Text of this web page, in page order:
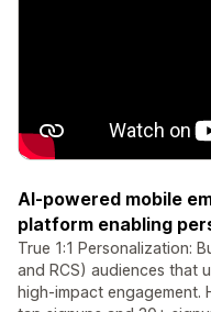
AI-powered mobile
platform enabling
True 1:1 Personalization:
and RCS) audiences that
high-impact engagement.